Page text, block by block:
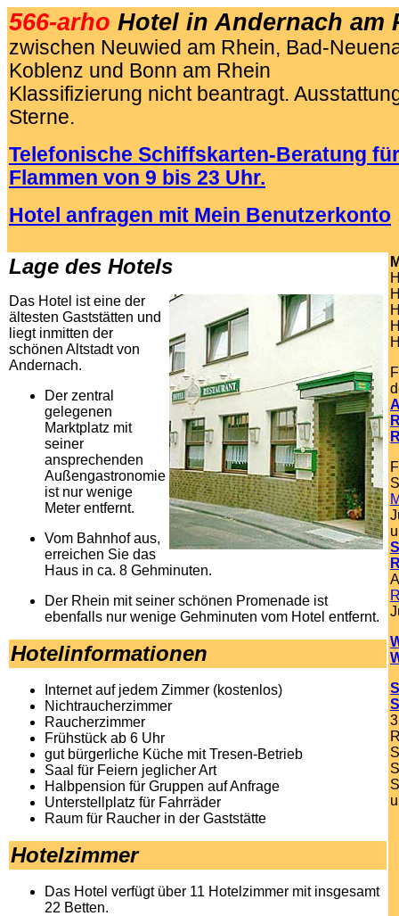
566-arho Hotel in Andernach am
zwischen Neuwied am Rhein, Bad-
Koblenz und Bonn am Rhein
Klassifizierung nicht beantragt.
Sterne.
Telefonische Schiffskarten-Beratung
Flammen von 9 bis 23 Uhr.
Hotel anfragen mit Mein Benutzerkonto
Lage des Hotels
Das Hotel ist eine der
ältesten Gaststätten und
liegt inmitten der
schönen Altstadt von
Andernach.
Der zentral
gelegenen
Marktplatz mit
seiner
ansprechenden
Außengastronomie
ist nur wenige
Meter entfernt.
Vom Bahnhof aus,
erreichen Sie das
Haus in ca. 8 Gehminuten.
Der Rhein mit seiner schönen Promenade ist
ebenfalls nur wenige Gehminuten vom Hotel entfernt.
Hotelinformationen
Internet auf jedem Zimmer (kostenlos)
Nichtraucherzimmer
Raucherzimmer
Frühstück ab 6 Uhr
gut bürgerliche Küche mit Tresen-Betrieb
Saal für Feiern jeglicher Art
Halbpension für Gruppen auf Anfrage
Unterstellplatz für Fahrräder
Raum für Raucher in der Gaststätte
Hotelzimmer
Das Hotel verfügt über 11 Hotelzimmer mit insgesamt
22 Betten.